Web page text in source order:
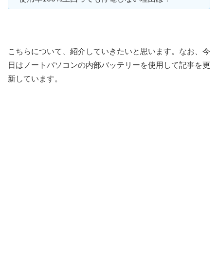
こちらについて、紹介していきたいと思います。なお、今
日はノートパソコンの内部バッテリーを使用して記事を更
新しています。